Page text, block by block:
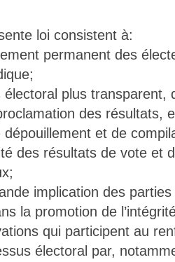
loi consistent à:
permanent des
plus transparent,
des résultats,
et de
des résultats de vote et
implication des
la promotion de
qui participent au
électoral par,